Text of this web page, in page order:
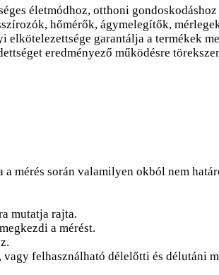
életmódhoz, otthoni
hőmérők, ágymelegítők,
elkötelezettsége garantálja a termékek
eredményező működésre
mérés során valamilyen okból nem
mutatja rajta.
a mérést.
felhasználható délelőtti és délutáni